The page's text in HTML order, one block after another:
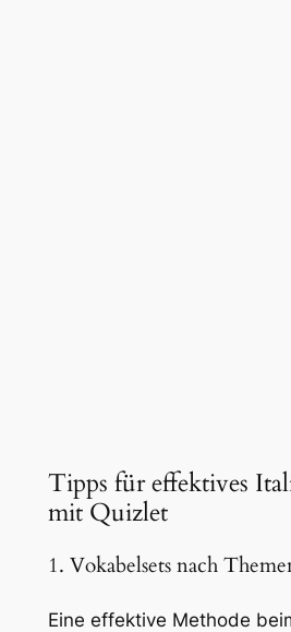
Tipps für effektives
mit Quizlet
1. Vokabelsets nach
Eine effektive Methode